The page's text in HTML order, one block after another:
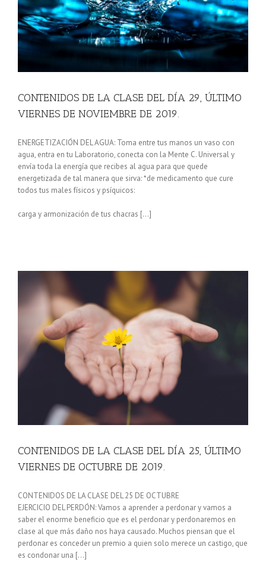
CONTENIDOS DE LA CLASE DEL DÍA 29, ÚLTIMO
VIERNES DE NOVIEMBRE DE 2019.
ENERGETIZACIÓN DEL AGUA: Toma entre tus manos un vaso con
agua, entra en tu Laboratorio, conecta con la Mente C. Universal y
envía toda la energía que recibes al agua para que quede
energetizada de tal manera que sirva: *de medicamento que cure
todos tus males físicos y psíquicos:
carga y armonización de tus chacras […]
CONTENIDOS DE LA CLASE DEL DÍA 25, ÚLTIMO
VIERNES DE OCTUBRE DE 2019.
CONTENIDOS DE LA CLASE DEL 25 DE OCTUBRE
EJERCICIO DEL PERDÓN: Vamos a aprender a perdonar y vamos a
saber el enorme beneficio que es el perdonar y perdonaremos en
clase al que más daño nos haya causado. Muchos piensan que el
perdonar es conceder un premio a quien solo merece un castigo, que
es condonar una […]